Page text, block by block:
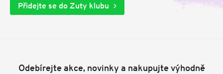
Přidejte se do Zuty klubu
Odebírejte akce, novinky a nakupujte výhodně